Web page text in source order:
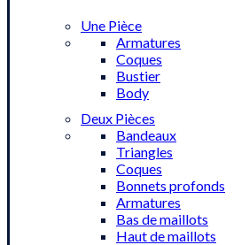
Une Pièce
Armatures
Coques
Bustier
Body
Deux Pièces
Bandeaux
Triangles
Coques
Bonnets profonds
Armatures
Bas de maillots
Haut de maillots